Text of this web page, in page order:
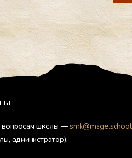
школы — smk@mage.school
администратор).